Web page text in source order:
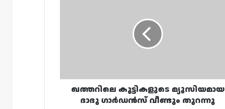
ഖത്തറിലെ കുട്ടികളുടെ മ്യൂസിയമായ
ദാദു ഗാർഡൻസ് വീണ്ടും തുറന്നു